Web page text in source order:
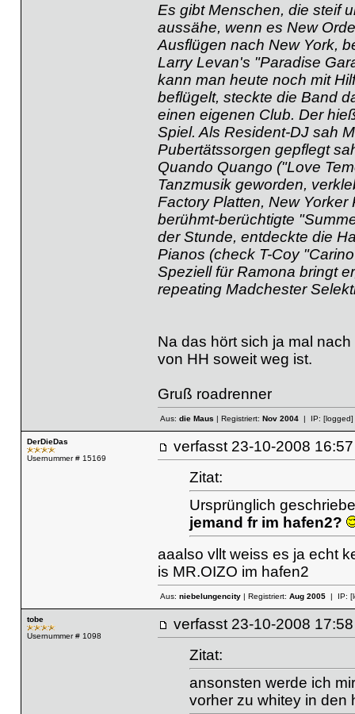
Es gibt Menschen, die steif
aussähe, wenn es New
Ausflügen nach New York,
Larry Levan's "Paradise
kann man heute noch mit
beflügelt, steckte die Band
einen eigenen Club. Der
Spiel. Als Resident-DJ sah
Pubertätssorgen gepflegt
Quando Quango ("Love
Tanzmusik geworden,
Factory Platten, New
berühmt-berüchtigte
der Stunde, entdeckte die
Pianos (check T-Coy
Speziell für Ramona bringt
repeating Madchester
Na das hört sich ja mal
von HH soweit weg ist.
Gruß roadrenner
Aus: die Maus | Registriert: Nov 2004| IP: [logged]
DerDieDas
Usernummer # 15169
verfasst 23-10-2008
Zitat:
Ursprünglich
jemand fr im hafen2?
aaalso vllt weiss es ja echt
is MR.OIZO im hafen2
Aus: niebelungencity| Registriert: Aug 2005| IP:
tobe
Usernummer # 1098
verfasst 23-10-2008
Zitat:
ansonsten werde ich
vorher zu whitey in den